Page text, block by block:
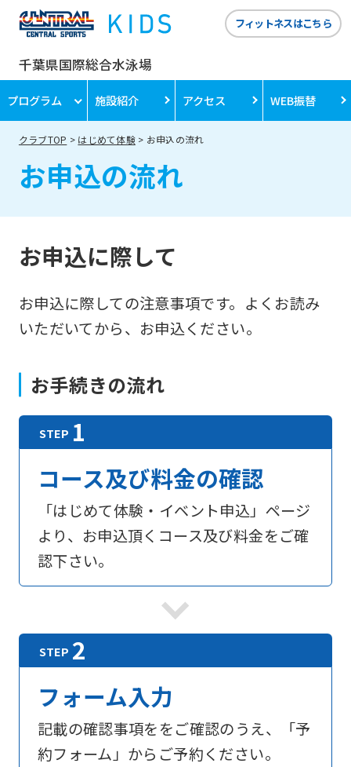
千葉県国際総合水泳場
フィットネスはこちら
プログラム 施設紹介 アクセス WEB振替
クラブTOP はじめて体験 お申込の流れ
お申込の流れ
お申込に際して
お申込に際しての注意事項です。よくお読み
いただいてから、お申込ください。
お手続きの流れ
コース及び料金の確認
「はじめて体験・イベント申込」ページ
より、お申込頂くコース及び料金をご確
認下さい。
フォーム入力
記載の確認事項ををご確認のうえ、「予
約フォーム」からご予約ください。